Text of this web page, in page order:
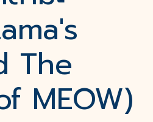
The
MEOW)